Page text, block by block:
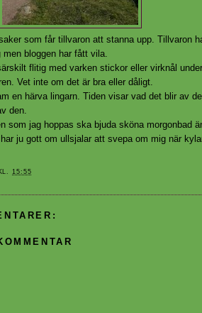
som får tillvaron att stanna upp. Tillvaron
bloggen har fått vila.
flitig med varken stickor eller virknål under
Vet inte om det är bra eller dåligt.
en härva lingarn. Tiden visar vad det blir av
den.
som jag hoppas ska bjuda sköna morgonbad
ju gott om ullsjalar att svepa om mig när
15:55